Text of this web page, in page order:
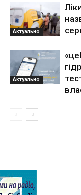
Актуально
Актуально